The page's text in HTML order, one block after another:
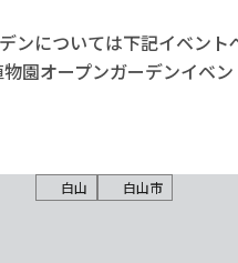
ンについては下記イベント
園オープンガーデンイベ
白山 白山市